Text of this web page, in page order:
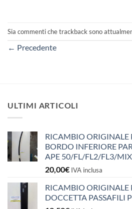
Sia commenti che trackback sono
← Precedente
ULTIMI ARTICOLI
RICAMBIO
BORDO INFERIORE
APE 50/FL/FL2/FL3/MIX
20,00€ IVA inclusa
RICAMBIO
DOCCETTA PASSAFILI